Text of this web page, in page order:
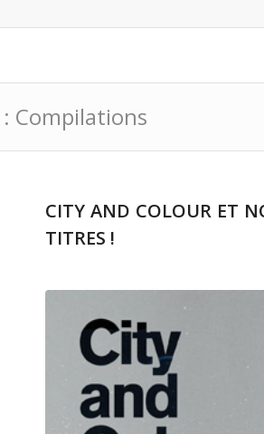
Compilations
CITY AND COLOUR ET
TITRES !